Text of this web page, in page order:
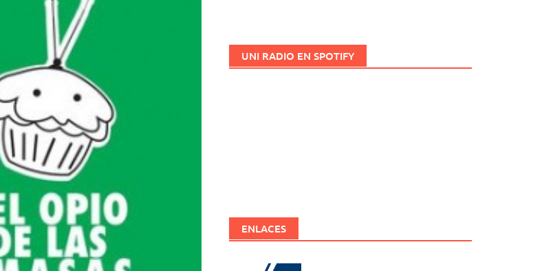
UNI RADIO EN SPOTIFY
ENLACES